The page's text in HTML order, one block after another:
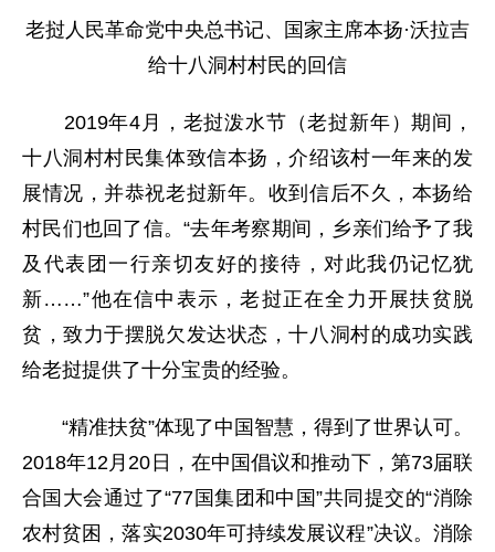
老挝人民革命党中央总书记、国家主席本扬·沃拉吉
给十八洞村村民的回信
2019年4月，老挝泼水节（老挝新年）期间，
十八洞村村民集体致信本扬，介绍该村一年来的发
展情况，并恭祝老挝新年。收到信后不久，本扬给
村民们也回了信。“去年考察期间，乡亲们给予了我
及代表团一行亲切友好的接待，对此我仍记忆犹
新……”他在信中表示，老挝正在全力开展扶贫脱
贫，致力于摆脱欠发达状态，十八洞村的成功实践
给老挝提供了十分宝贵的经验。
“精准扶贫”体现了中国智慧，得到了世界认可。
2018年12月20日，在中国倡议和推动下，第73届联
合国大会通过了“77国集团和中国”共同提交的“消除
农村贫困，落实2030年可持续发展议程”决议。消除